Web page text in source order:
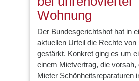
Wohnung
Der Bundesgerichtshof hat in
aktuellen Urteil die Rechte von
gestärkt. Konkret ging es um
einem Mietvertrag, die vorsah,
Mieter Schönheitsreparaturen